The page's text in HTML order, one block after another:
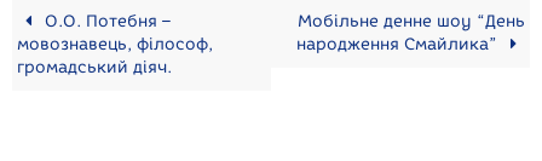
О.О. Потебня –
мовознавець, філософ,
громадський діяч.
Мобільне денне шоу “День
народження Смайлика”